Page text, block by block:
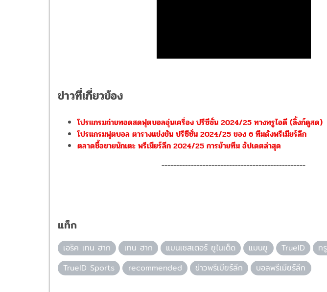
ข่าวที่เกี่ยวข้อง
โปรแกรมถ่ายทอดสดฟุตบอลอุ่นเครื่อง ปรีซีซั่น 2024/25 ทางทรูไอดี (ลิ้งก์ดูสด)
โปรแกรมฟุตบอล ตารางแข่งขัน ปรีซีซั่น 2024/25 ของ 6 ทีมดังพรีเมียร์ลีก
ตลาดซื้อขายนักเตะ พรีเมียร์ลีก 2024/25 การย้ายทีม อัปเดตล่าสุด
-------------------------------------------------
แท็ก
เอริค เทน ฮาก เทน ฮาก แมนเชสเตอร์ ยูไนเต็ด แมนยู TrueID
ท
TrueID Sports
recommended ข่าวพรีเมียร์ลีก บอลพรีเมียร์ลีก